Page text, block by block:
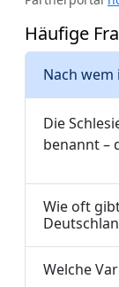
Häufige
Nach wem
Die
benannt –
Wie oft
Welche